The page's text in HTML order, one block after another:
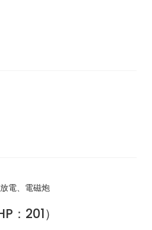
電、電磁炮
：201）